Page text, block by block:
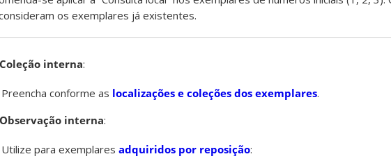
os exemplares já existentes.
Coleção interna:
Preencha conforme as localizações e coleções dos exemplares.
Observação interna:
Utilize para exemplares adquiridos por reposição: